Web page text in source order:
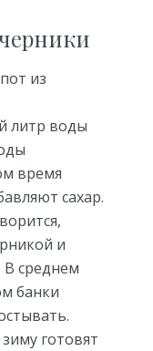
из
литр воды
время
сахар.
и
В среднем
банки
готовят